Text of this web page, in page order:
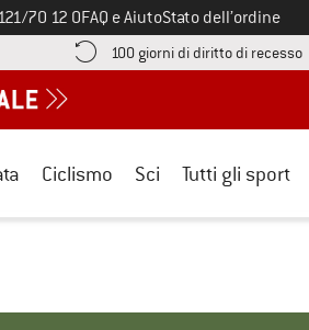
al numero
70 12 0FAQ e AiutoStato dell’ordine
di pagamento! Si apre in una casella
100 giorni di diritto di recesso
Ciclismo Sci Tutti gli sport